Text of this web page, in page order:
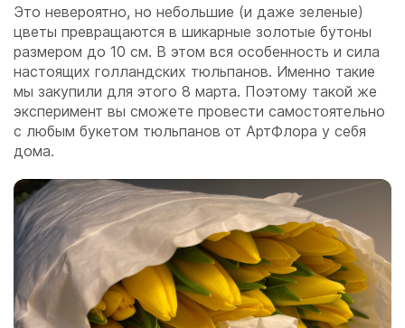
Это невероятно, но небольшие (и даже зеленые)
цветы превращаются в шикарные золотые бутоны
размером до 10 см. В этом вся особенность и сила
настоящих голландских тюльпанов. Именно такие
мы закупили для этого 8 марта. Поэтому такой же
эксперимент вы сможете провести самостоятельно
с любым букетом тюльпанов от АртФлора у себя
дома.